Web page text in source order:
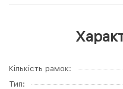
Кількість рамок
Тип